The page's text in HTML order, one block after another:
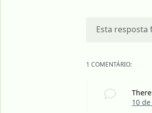
Esta resposta
1 COMENTÁRIO:
10